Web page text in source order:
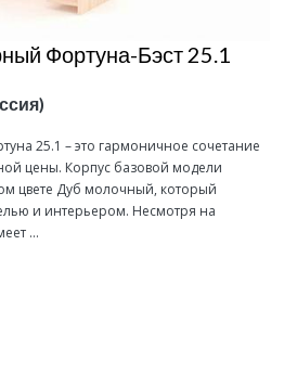
Фортуна-Бэст 25.1
25.1 – это гармоничное сочетание
цены. Корпус базовой модели
цвете Дуб молочный, который
и интерьером. Несмотря на
...